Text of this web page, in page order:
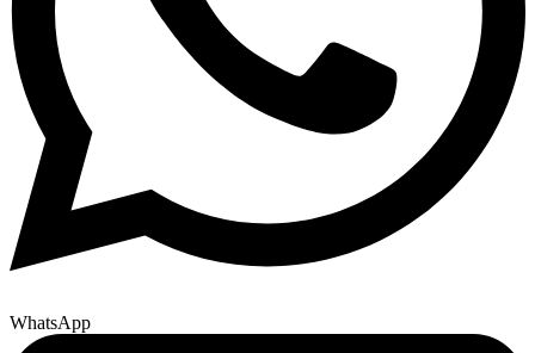
WhatsApp